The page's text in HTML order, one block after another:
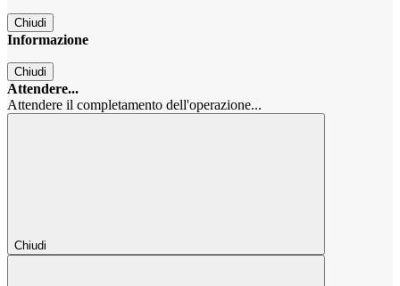
Chiudi
Informazione
Chiudi
Attendere...
Attendere il completamento dell'operazione...
Chiudi